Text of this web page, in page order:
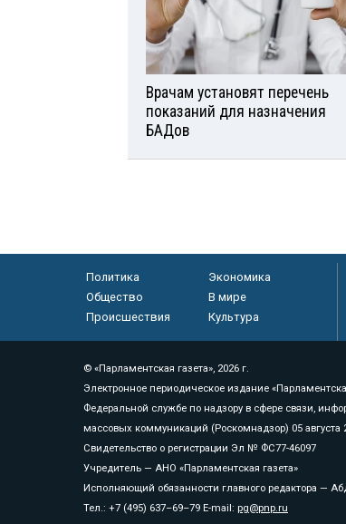
Врачам установят перечень
показаний для назначения
БАДов
Политика
Экономика
Общество
В мире
Происшествия
Культура
© «Парламентская газета», 2026 г.
Электронное периодическое издание
Федеральной службе по надзору в сфере связи,
массовых коммуникаций (Роскомнадзор) 05 августа
Свидетельство о регистрации Эл № ФС77-46097
Учредитель — АНО «Парламентская газета»
Исполняющий обязанности главного редактора —
Тел.: +7 (495) 637–69–79 E-mail: pg@pnp.ru